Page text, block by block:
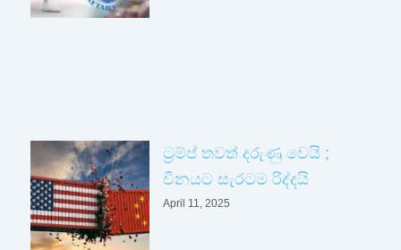
ට්‍රම්ප් තවත් දරුණු වෙයි ;
චීනයට සැරටම රිද්දයි
April 11, 2025